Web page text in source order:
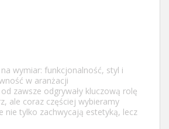
wymiar: funkcjonalność, styl i
w aranżacji
zawsze odgrywały kluczową rolę
ale coraz częściej wybieramy
nie tylko zachwycają estetyką, lecz